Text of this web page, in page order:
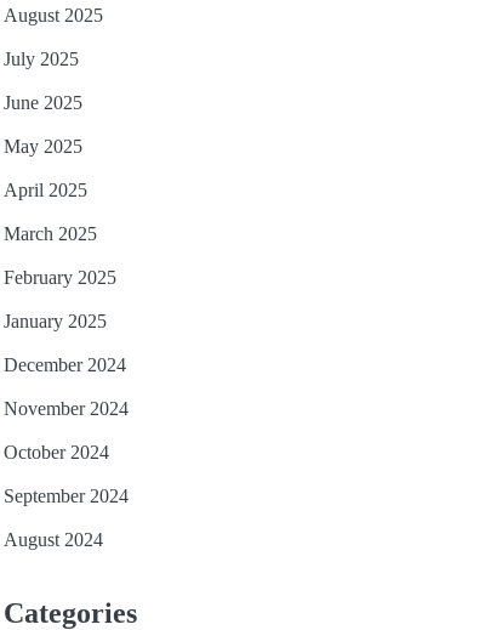
August 2025
July 2025
June 2025
May 2025
April 2025
March 2025
February 2025
January 2025
December 2024
November 2024
October 2024
September 2024
August 2024
Categories